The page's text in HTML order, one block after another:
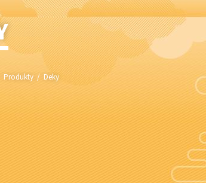
Produkty / Deky